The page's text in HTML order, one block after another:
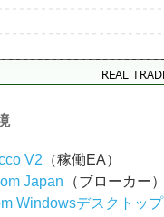
V2 （稼働EA）
Japan
（ブローカー）
Windowsデスクトップ